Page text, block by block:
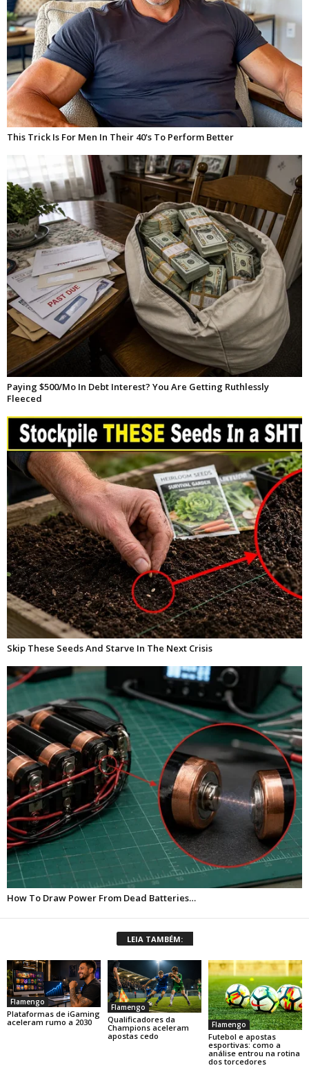
LEIA TAMBÉM:
Flamengo
Plataformas de iGaming
aceleram rumo a 2030
Flamengo
Qualificadores da
Champions aceleram
apostas cedo
Flamengo
Futebol e apostas
esportivas: como a
análise entrou na rotina
dos torcedores